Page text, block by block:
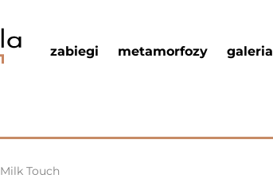
zabiegi metamorfozy galeria
Milk Touch